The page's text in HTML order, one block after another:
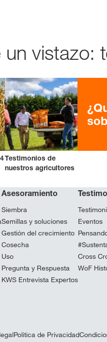
un vistazo:
Testimonios de
nuestros agricultores
Asesoramiento
Siembra
Semillas y soluciones
Gestión del crecimiento
Cosecha
Uso
Pregunta y Respuesta
KWS Entrevista Expertos
Eventos
Cross
WoF
Politica de Privacidad